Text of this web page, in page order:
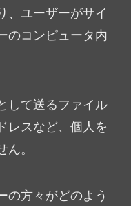
、ユーザーがサイ
のコンピュータ内
して送るファイル
レスなど、個人を
。
の方々がどのよう